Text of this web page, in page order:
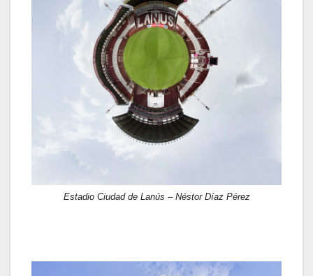
Estadio Ciudad de Lanús – Néstor Díaz Pérez